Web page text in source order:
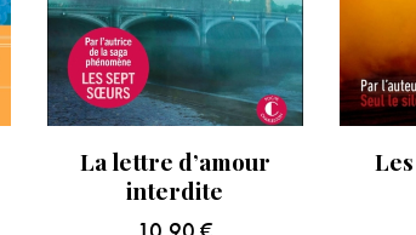
La lettre d’amour
interdite